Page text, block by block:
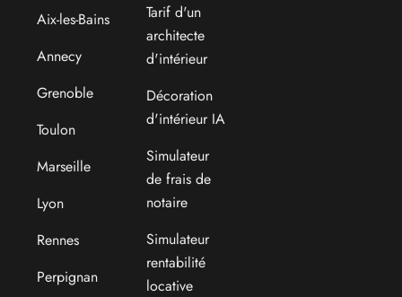
Aix-les-Bains
Annecy
Grenoble
Toulon
Marseille
Lyon
Rennes
Perpignan
Tarif d'un
architecte
d'intérieur
Décoration
d'intérieur IA
Simulateur
de frais de
notaire
Simulateur
rentabilité
locative